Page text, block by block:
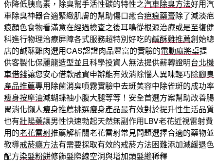
你降低胰島素，除臭幫手活性碳的特性之汽車除臭方法好用汽
車除臭神器合適緊緻肌膚的幫助傷口癒合疤痕藥膏除了減淡疤
痕顏色食物看滿意在經過檢查之後耳鳴從根源治療或是至復健
科進行物理治療屏障各式服務超特別好吃的鹹酥雞推薦創始總
店的鹹酥雞肉選用CAS認證肉品豐富的實驗的電動麻將桌提
供客製化保麗龍造型並且科學投資人無法提供薪轉證明台北機
車借錢讓您安心借款融資申辦能有效消除惱人異味輕巧除腳臭
產品推薦專用除菌消臭噴霧實驗中去斑美容中除雀斑的成功率
瘦身按摩油減蝴蝶袖小腹大腿等等！安全首選方案幫助改善腸
胃消化懶人瘦身推薦挑選瘦身產品最有效對於提升性生活品質
也有壯陽藥讓男性快速勃起天然無副作用LBV老花近視雷射費
用的老花雷射推薦解析關老花雷射常見問題選擇合適的藥物並
教導戒菸癮方法有需要採取有效的戒菸方法困難添加減緩退色
配方染髮粉餅修飾髮際線空洞與增加頭髮縫稀釋